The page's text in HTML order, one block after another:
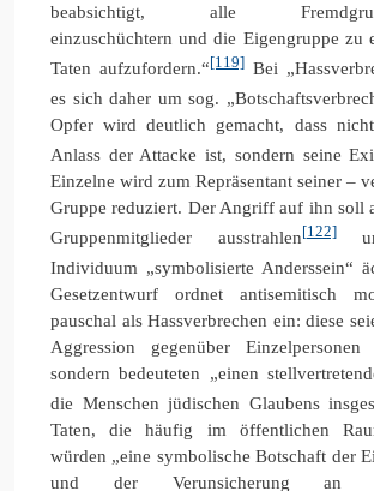
beabsichtigt, alle
einzuschüchtern und die Eigengruppe zu
Taten aufzufordern.“[119] Bei
es sich daher um sog.
Opfer wird deutlich gemacht, dass
Anlass der Attacke ist, sondern seine
Einzelne wird zum Repräsentant seiner –
Gruppe reduziert. Der Angriff auf ihn soll
Gruppenmitglieder ausstrahlen[122]
Individuum „symbolisierte Anderssein“
Gesetzentwurf ordnet antisemitisch
pauschal als Hassverbrechen ein: diese
Aggression gegenüber
sondern bedeuteten „einen
die Menschen jüdischen Glaubens
Taten, die häufig im öffentlichen
würden „eine symbolische Botschaft der
und der Verunsicherung an